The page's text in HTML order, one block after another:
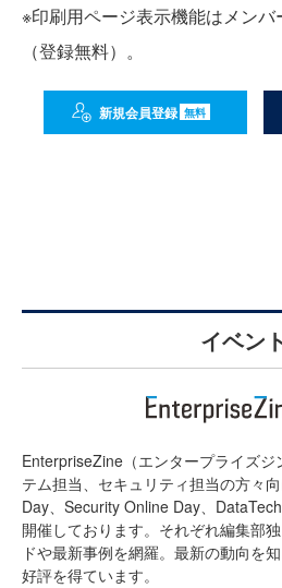
※印刷用ページ表示機能はメン
（登録無料）。
新規会員登録 無料
イベント
EnterpriseZine（エンタープライズジ
テム担当、セキュリティ担当の方々
Day、Security Online Day、
開催しております。それぞれ編集部
ドや最新事例を網羅。最新の動向を
好評を得ています。